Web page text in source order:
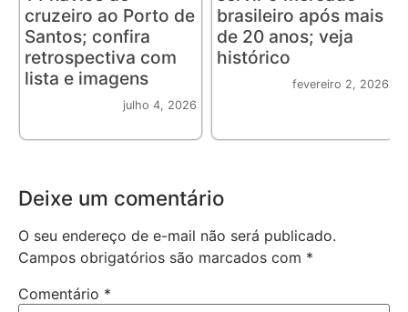
cruzeiro ao Porto de
Santos; confira
retrospectiva com
lista e imagens
julho 4, 2026
brasileiro após mais
de 20 anos; veja
histórico
fevereiro 2, 2026
Deixe um comentário
O seu endereço de e-mail não será publicado.
Campos obrigatórios são marcados com *
Comentário *